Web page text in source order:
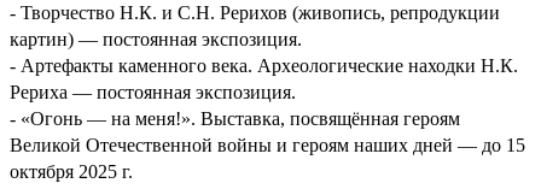
- Творчество Н.К. и С.Н. Рерихов (живопись, репродукции
картин) — постоянная экспозиция.
- Артефакты каменного века. Археологические находки Н.К.
Рериха — постоянная экспозиция.
- «Огонь — на меня!». Выставка, посвящённая героям
Великой Отечественной войны и героям наших дней — до 15
октября 2025 г.